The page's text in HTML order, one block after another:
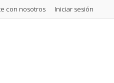
Iniciar sesión
con nosotros